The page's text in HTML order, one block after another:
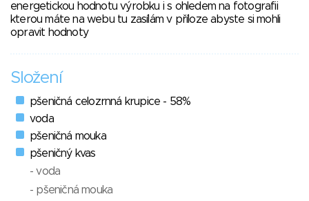
energetickou hodnotu výrobku i s ohledem na fotografii
kterou máte na webu tu zasílám v příloze abyste si mohli
opravit hodnoty
Složení
pšeničná celozrnná krupice - 58%
voda
pšeničná mouka
pšeničný kvas
- voda
- pšeničná mouka